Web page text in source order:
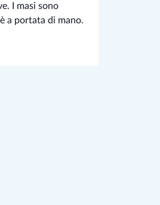
I masi sono
a portata di mano.